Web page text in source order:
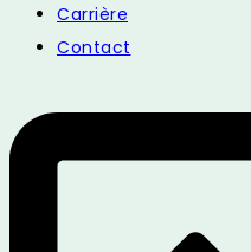
Carrière
Contact